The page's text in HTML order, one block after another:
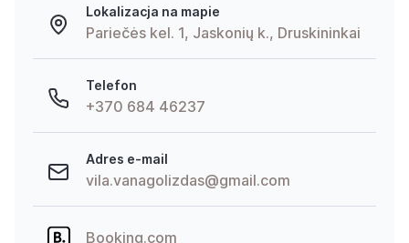
Lokalizacja na mapie
Pariečės kel. 1, Jaskonių k., Druskininkai
Telefon
+370 684 46237
Adres e-mail
vila.vanagolizdas@gmail.com
Booking.com